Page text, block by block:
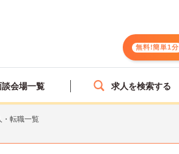
無料!簡単1分
談会場一覧 求人を検索する
・転職一覧